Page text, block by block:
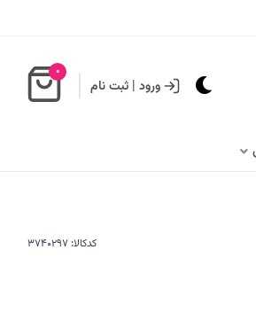
ورود | ثبت نام
0
کدکالا: